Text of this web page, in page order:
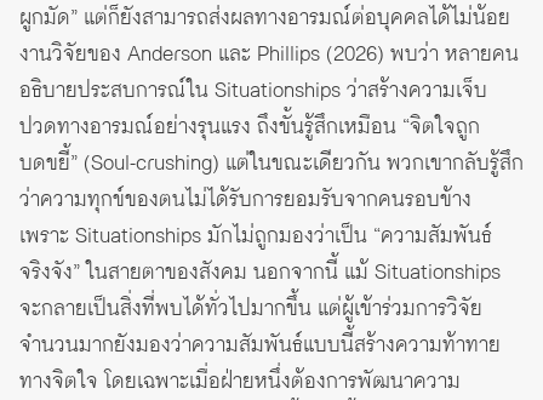
ผูกมัด” แต่ก็ยังสามารถส่งผลทางอารมณ์ต่อบุคคลได้ไม่น้อย
งานวิจัยของ Anderson และ Phillips (2026) พบว่า หลายคน
อธิบายประสบการณ์ใน Situationships ว่าสร้างความเจ็บ
ปวดทางอารมณ์อย่างรุนแรง ถึงขั้นรู้สึกเหมือน “จิตใจถูก
บดขยี้” (Soul-crushing) แต่ในขณะเดียวกัน พวกเขากลับรู้สึก
ว่าความทุกข์ของตนไม่ได้รับการยอมรับจากคนรอบข้าง
เพราะ Situationships มักไม่ถูกมองว่าเป็น “ความสัมพันธ์
จริงจัง” ในสายตาของสังคม นอกจากนี้ แม้ Situationships
จะกลายเป็นสิ่งที่พบได้ทั่วไปมากขึ้น แต่ผู้เข้าร่วมการวิจัย
จำนวนมากยังมองว่าความสัมพันธ์แบบนี้สร้างความท้าทาย
ทางจิตใจ โดยเฉพาะเมื่อฝ่ายหนึ่งต้องการพัฒนาความ